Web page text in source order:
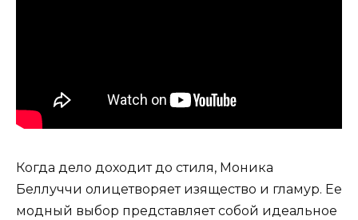
Когда дело доходит до стиля, Моника
Беллуччи олицетворяет изящество и гламур. Ее
модный выбор представляет собой идеальное